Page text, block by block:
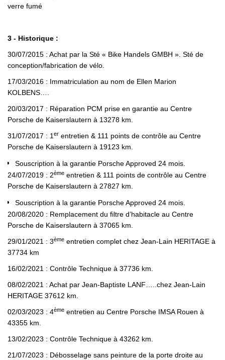
verre fumé
3 - Historique :
30/07/2015 : Achat par la Sté « Bike Handels GMBH ». Sté de
conception/fabrication de vélo.
17/03/2016 : Immatriculation au nom de Ellen Marion
KOLBENS….
20/03/2017 : Réparation PCM prise en garantie au Centre
Porsche de Kaiserslautern à 13278 km.
31/07/2017 : 1er entretien & 111 points de contrôle au Centre
Porsche de Kaiserslautern à 19123 km.
Souscription à la garantie Porsche Approved 24 mois.
24/07/2019 : 2ème entretien & 111 points de contrôle au Centre
Porsche de Kaiserslautern à 27827 km.
Souscription à la garantie Porsche Approved 24 mois.
20/08/2020 : Remplacement du filtre d’habitacle au Centre
Porsche de Kaiserslautern à 37065 km.
29/01/2021 : 3ème entretien complet chez Jean-Lain HERITAGE à
37734 km
16/02/2021 : Contrôle Technique à 37736 km.
08/02/2021 : Achat par Jean-Baptiste LANF…..chez Jean-Lain
HERITAGE 37612 km.
02/03/2023 : 4ème entretien au Centre Porsche IMSA Rouen à
43355 km.
13/02/2023 : Contrôle Technique à 43262 km.
21/07/2023 : Débosselage sans peinture de la porte droite au